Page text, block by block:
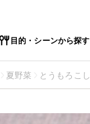
目的・シーンから探す
夏野菜 とうもろこし